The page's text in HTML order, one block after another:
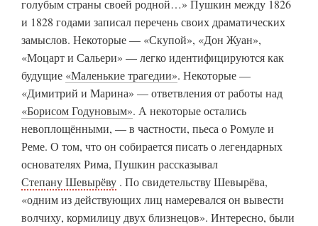
голубым страны своей родной…» Пушкин между 1826
и 1828 годами записал перечень своих драматических
замыслов. Некоторые — «Скупой», «Дон Жуан»,
«Моцарт и Сальери» — легко идентифицируются как
будущие «Маленькие трагедии». Некоторые —
«Димитрий и Марина» — ответвления от работы над
«Борисом Годуновым». А некоторые остались
невоплощёнными, — в частности, пьеса о Ромуле и
Реме. О том, что он собирается писать о легендарных
основателях Рима, Пушкин рассказывал
Степану Шевырёву . По свидетельству Шевырёва,
«одним из действующих лиц намеревался он вывести
волчиху, кормилицу двух близнецов». Интересно, были